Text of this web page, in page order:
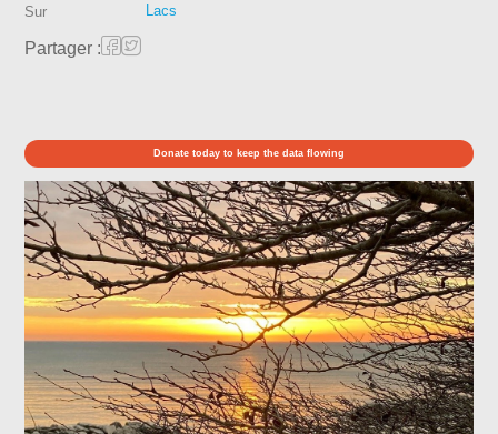
Sur
Lacs
Partager :
Donate today to keep the data flowing